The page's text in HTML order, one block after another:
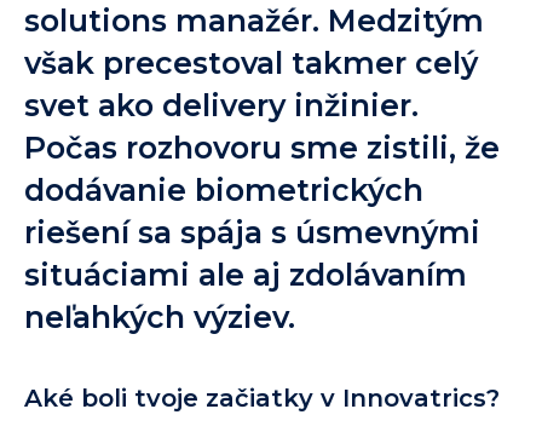
solutions manažér. Medzitým
však precestoval takmer celý
svet ako delivery inžinier.
Počas rozhovoru sme zistili, že
dodávanie biometrických
riešení sa spája s úsmevnými
situáciami ale aj zdolávaním
neľahkých výziev.
Aké boli tvoje začiatky v Innovatrics?